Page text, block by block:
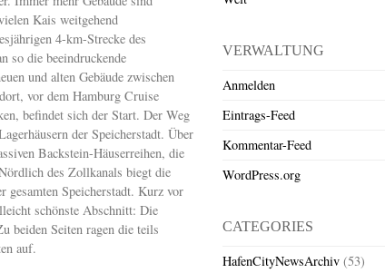
Kais weitgehend
4-km-Strecke des
so die beeindruckende
und alten Gebäude zwischen
vor dem Hamburg Cruise
befindet sich der Start. Der Weg
der Speicherstadt. Über
Backstein-Häuserreihen, die
des Zollkanals biegt die
gesamten Speicherstadt. Kurz vor
schönste Abschnitt: Die
beiden Seiten ragen die teils
auf.
VERWALTUNG
Anmelden
Eintrags-Feed
Kommentar-Feed
WordPress.org
CATEGORIES
HafenCityNewsArchiv (53)